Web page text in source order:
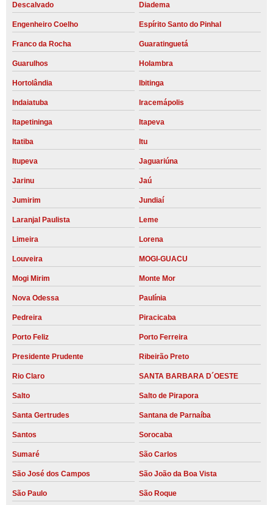
Descalvado Diadema
Engenheiro Coelho Espírito Santo do Pinhal
Franco da Rocha Guaratinguetá
Guarulhos Holambra
Hortolândia Ibitinga
Indaiatuba Iracemápolis
Itapetininga Itapeva
Itatiba Itu
Itupeva Jaguariúna
Jarinu Jaú
Jumirim Jundiaí
Laranjal Paulista Leme
Limeira Lorena
Louveira MOGI-GUACU
Mogi Mirim Monte Mor
Nova Odessa Paulínia
Pedreira Piracicaba
Porto Feliz Porto Ferreira
Presidente Prudente Ribeirão Preto
Rio Claro SANTA BARBARA D´OESTE
Salto Salto de Pirapora
Santa Gertrudes Santana de Parnaíba
Santos Sorocaba
Sumaré São Carlos
São José dos Campos São João da Boa Vista
São Paulo São Roque